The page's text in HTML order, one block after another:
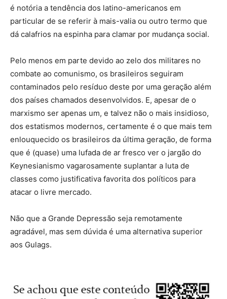
é notória a tendência dos latino-americanos em
particular de se referir à mais-valia ou outro termo que
dá calafrios na espinha para clamar por mudança social.
Pelo menos em parte devido ao zelo dos militares no
combate ao comunismo, os brasileiros seguiram
contaminados pelo resíduo deste por uma geração além
dos países chamados desenvolvidos. E, apesar de o
marxismo ser apenas um, e talvez não o mais insidioso,
dos estatismos modernos, certamente é o que mais tem
enlouquecido os brasileiros da última geração, de forma
que é (quase) uma lufada de ar fresco ver o jargão do
Keynesianismo vagarosamente suplantar a luta de
classes como justificativa favorita dos políticos para
atacar o livre mercado.
Não que a Grande Depressão seja remotamente
agradável, mas sem dúvida é uma alternativa superior
aos Gulags.